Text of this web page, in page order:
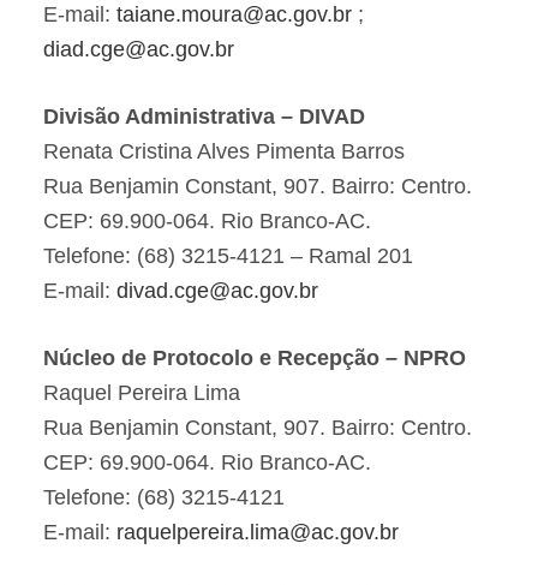
E-mail: taiane.moura@ac.gov.br ;
diad.cge@ac.gov.br
Divisão Administrativa – DIVAD
Renata Cristina Alves Pimenta Barros
Rua Benjamin Constant, 907. Bairro: Centro.
CEP: 69.900-064. Rio Branco-AC.
Telefone: (68) 3215-4121 – Ramal 201
E-mail: divad.cge@ac.gov.br
Núcleo de Protocolo e Recepção – NPRO
Raquel Pereira Lima
Rua Benjamin Constant, 907. Bairro: Centro.
CEP: 69.900-064. Rio Branco-AC.
Telefone: (68) 3215-4121
E-mail: raquelpereira.lima@ac.gov.br